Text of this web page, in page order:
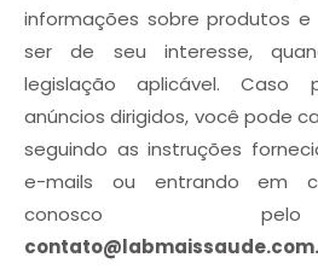
informações sobre produtos e
ser de seu interesse,
legislação aplicável. Caso
anúncios dirigidos, você pode
seguindo as instruções
e-mails ou entrando em
conosco